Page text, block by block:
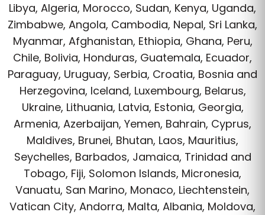
Libya, Algeria, Morocco, Sudan, Kenya, Uganda,
Zimbabwe, Angola, Cambodia, Nepal, Sri Lanka,
Myanmar, Afghanistan, Ethiopia, Ghana, Peru,
Chile, Bolivia, Honduras, Guatemala, Ecuador,
Paraguay, Uruguay, Serbia, Croatia, Bosnia and
Herzegovina, Iceland, Luxembourg, Belarus,
Ukraine, Lithuania, Latvia, Estonia, Georgia,
Armenia, Azerbaijan, Yemen, Bahrain, Cyprus,
Maldives, Brunei, Bhutan, Laos, Mauritius,
Seychelles, Barbados, Jamaica, Trinidad and
Tobago, Fiji, Solomon Islands, Micronesia,
Vanuatu, San Marino, Monaco, Liechtenstein,
Vatican City, Andorra, Malta, Albania, Moldova,